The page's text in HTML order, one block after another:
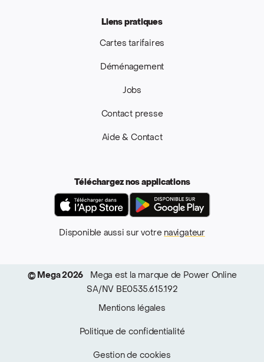
Liens pratiques
Cartes tarifaires
Déménagement
Jobs
Contact presse
Aide & Contact
Téléchargez nos applications
App Store
Disponible aussi sur votre navigateur
© Mega 2026
Mega est la marque de Power Online
SA/NV BE0535.615.192
Mentions légales
Politique de confidentialité
Gestion de cookies